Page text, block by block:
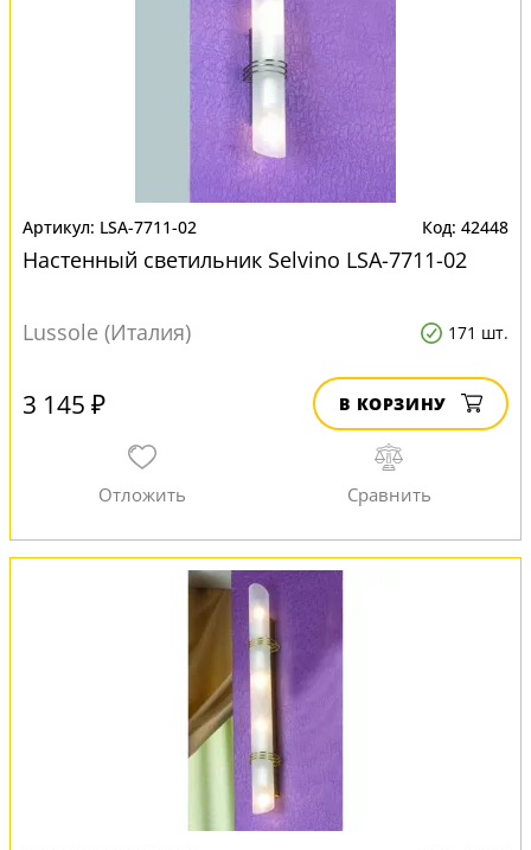
LSA-7711-02 42448
Настенный светильник Selvino LSA-7711-02
Lussole (Италия) 171 шт.
3 145 ₽ В КОРЗИНУ